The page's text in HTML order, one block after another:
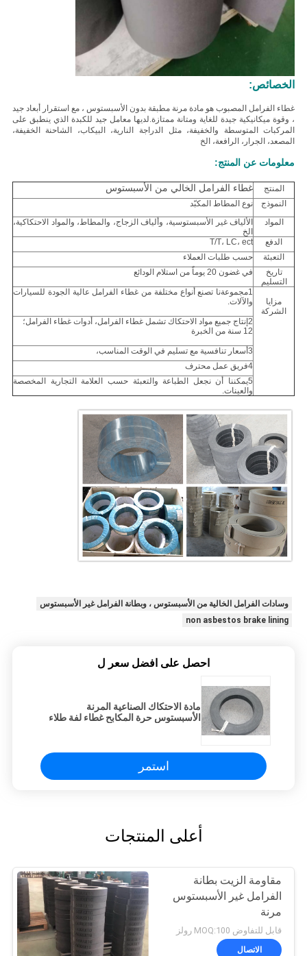
الخصائص:
غطاء الفرامل المصبوب هو مادة مرنة مطبقة بدون الأسبستوس ، مع استقرار أبعاد جيد
، وقوة ميكانيكية جيدة للغاية ومتانة ممتازة.لديها معامل جيد للكبدة الذي ينطبق على
المركبات المتوسطة والخفيفة، مثل الدراجة النارية، البيكاب، الشاحنة الخفيفة،
المصعد، الجرار، الرافعة، الخ
معلومات عن المنتج:
المنتج غطاء الفرامل الخالي من الأسبستوس
النموذج
نوع المطاط المكبّد
المواد
الألياف غير الأسبستوسية، وألياف الزجاج، والمطاط، والمواد الاحتكاكية،
الخ
الدفع
T/T، LC، ect
التعبئة
حسب طلبات العملاء
تاريخ
التسليم
في غضون 20 يوماً من استلام الودائع
مزايا
الشركة
1مجموعةنا تصنع أنواع مختلفة من غطاء الفرامل عالية الجودة للسيارات
والآلات.
2إنتاج جميع مواد الاحتكاك تشمل غطاء الفرامل، أدوات غطاء الفرامل؛
12 سنة من الخبرة
3أسعار تنافسية مع تسليم في الوقت المناسب،
4فريق عمل محترف
5يمكننا أن نجعل الطباعة والتعبئة حسب العلامة التجارية المخصصة
والعينات.
وسادات الفرامل الخالية من الأسبستوس ، وبطانة الفرامل غير الأسبستوس
non asbestos brake lining
احصل على افضل سعر ل
مادة الاحتكاك الصناعية المرنة
الأسبستوس حرة المكابح غطاء لفة طلاء
استمر
أعلى المنتجات
مقاومة الزيت بطانة
الفرامل غير الأسبستوس
مرنة
قابل للتفاوض MOQ:100 رولز
الاتصال